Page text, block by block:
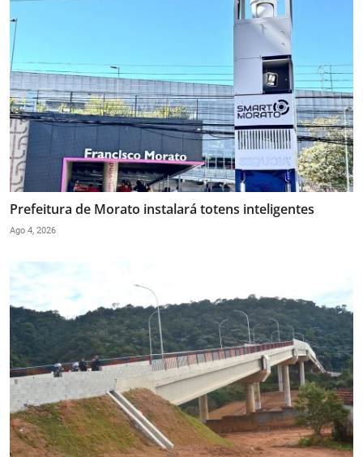
Prefeitura de Morato instalará totens inteligentes
Ago 4, 2026